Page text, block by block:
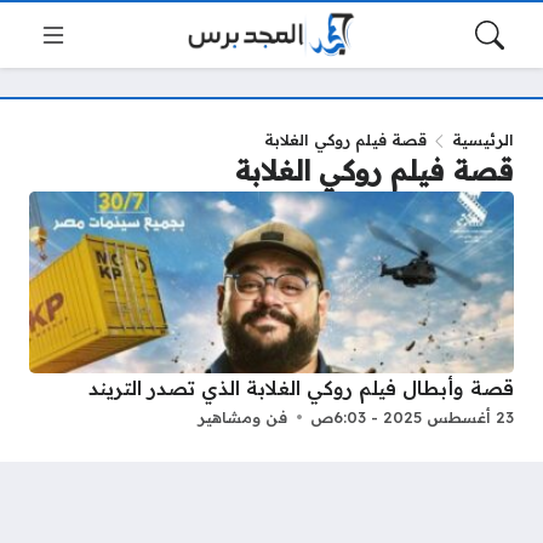
الرئيسية قصة فيلم روكي الغلابة
قصة فيلم روكي الغلابة
قصة وأبطال فيلم روكي الغلابة الذي تصدر التريند
23 أغسطس 2025 - 6:03ص فن ومشاهير